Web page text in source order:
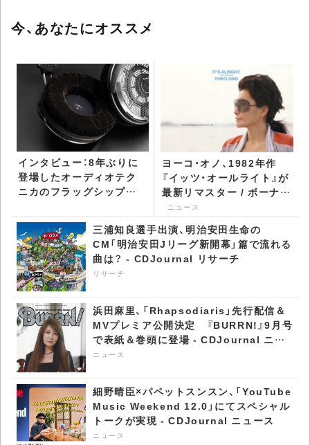
今、あなたにオススメ
インタビュー：8年ぶりに
登場したオーディオテク
ニカのフラッグシップ
フォンが到達した未踏の
領域 - CDJournal CDJ
PUSH
ヨーコ・オノ、1982年作
『イッツ・オールライト』が
最新リマスター / ボーナ
ス・トラック付きで再発 -
CDJournal ニュース
ニュース
三浦知良選手出演、明治安田生命の
CM「明治安田Jリーグ新開幕」篇で流れる
曲は？ - CDJournal リサーチ
リサーチ
浜田麻里、「Rhapsodiaris」先行配信＆
MVプレミア公開決定 『BURRN!』9月号
で表紙＆巻頭に登場 - CDJournal ニュ
ース
ニュース
細野晴臣×パペットスンスン、「YouTube
Music Weekend 12.0」にてスペシャル
トークが実現 - CDJournal ニュース
ニュース